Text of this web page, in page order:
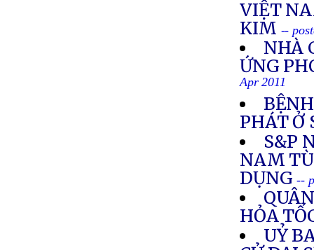
VIỆT
KIM --
NHÀ
ỨNG
Apr 2011
PHÁT Ở
S&P
NAM
DỤNG --
HỎA
UỶ